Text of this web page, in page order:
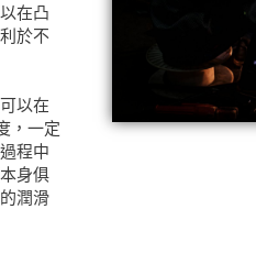
在凸
於不
以在
，一定
程中
身俱
潤滑